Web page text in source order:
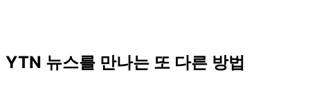
YTN 뉴스를 만나는 또 다른 방법